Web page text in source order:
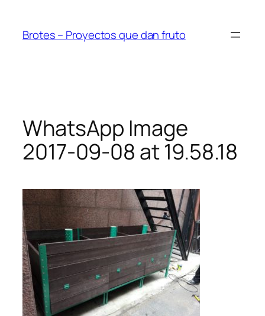
contenido
Brotes – Proyectos que dan fruto
WhatsApp Image
2017-09-08 at 19.58.18